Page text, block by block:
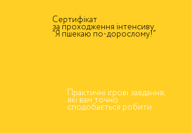
Сертифікат
за проходження інтенсиву
“Я пшекаю по-дорослому!”
Практичні ігрові завдання,
які вам точно
сподобається робити